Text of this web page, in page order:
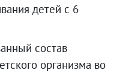
детей с 6
состав
организма во